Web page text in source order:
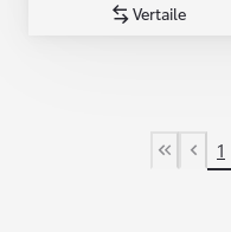
Vertaile
First
1